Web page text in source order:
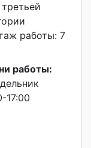
работы: 7
работы:
17:00